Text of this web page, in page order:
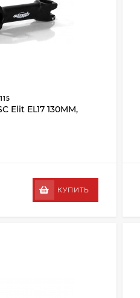
Elit EL17 130MM,
КУПИТЬ